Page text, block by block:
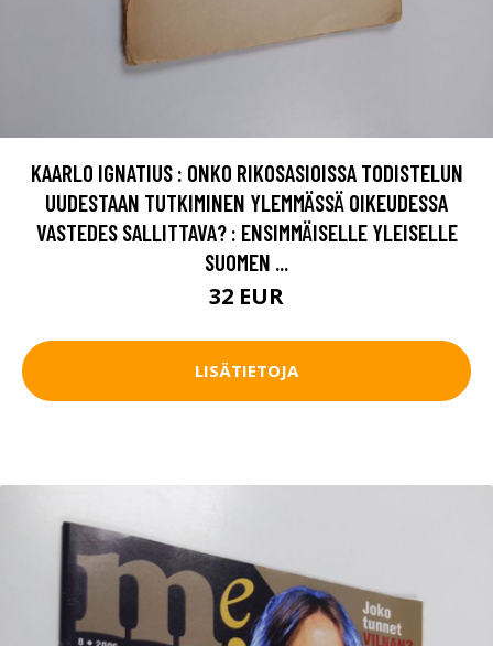
KAARLO IGNATIUS : ONKO RIKOSASIOISSA TODISTELUN
UUDESTAAN TUTKIMINEN YLEMMÄSSÄ OIKEUDESSA
VASTEDES SALLITTAVA? : ENSIMMÄISELLE YLEISELLE
SUOMEN ...
32 EUR
LISÄTIETOJA